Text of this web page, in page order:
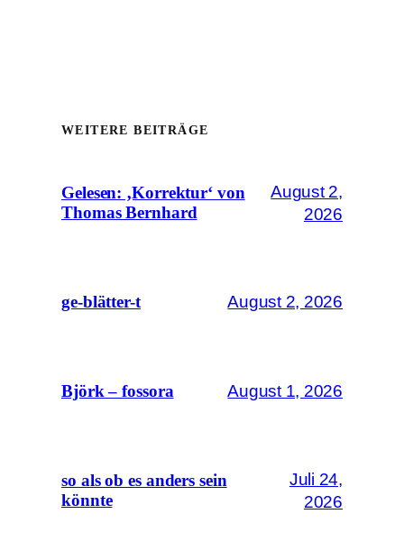
WEITERE BEITRÄGE
Gelesen: ‚Korrektur‘ von
Thomas Bernhard
August 2,
2026
ge-blätter-t August 2, 2026
Björk – fossora August 1, 2026
so als ob es anders sein
könnte
Juli 24,
2026